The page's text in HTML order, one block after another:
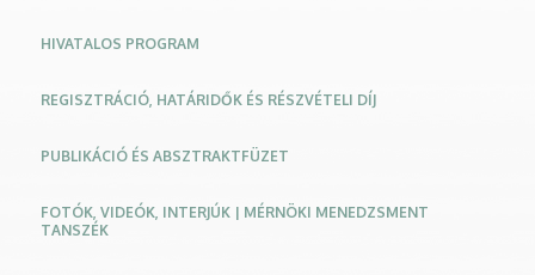
Konferencia
weboldal
HIVATALOS PROGRAM
REGISZTRÁCIÓ, HATÁRIDŐK ÉS RÉSZVÉTELI DÍJ
PUBLIKÁCIÓ ÉS ABSZTRAKTFÜZET
FOTÓK, VIDEÓK, INTERJÚK | MÉRNÖKI MENEDZSMENT
TANSZÉK